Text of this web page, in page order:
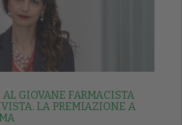
GIOVANE FARMACISTA
LA PREMIAZIONE A